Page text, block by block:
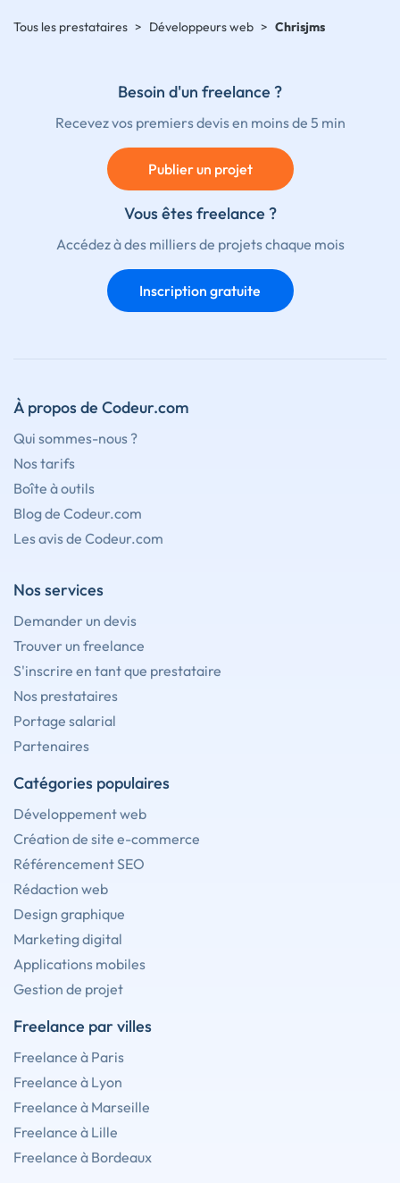
Tous les prestataires > Développeurs web > Chrisjms
Besoin d'un freelance ?
Recevez vos premiers devis en moins de 5 min
Publier un projet
Vous êtes freelance ?
Accédez à des milliers de projets chaque mois
Inscription gratuite
À propos de Codeur.com
Qui sommes-nous ?
Nos tarifs
Boîte à outils
Blog de Codeur.com
Les avis de Codeur.com
Nos services
Demander un devis
Trouver un freelance
S'inscrire en tant que prestataire
Nos prestataires
Portage salarial
Partenaires
Catégories populaires
Développement web
Création de site e-commerce
Référencement SEO
Rédaction web
Design graphique
Marketing digital
Applications mobiles
Gestion de projet
Freelance par villes
Freelance à Paris
Freelance à Lyon
Freelance à Marseille
Freelance à Lille
Freelance à Bordeaux